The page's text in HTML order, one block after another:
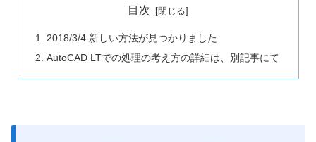
目次
2018/3/4 新しい方法が見つかりました
AutoCAD LTでの処理の考え方の詳細は、別記事にて